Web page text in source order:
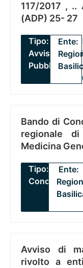
117/2017 , ..
(ADP) 25- 27
Tipo:
Avviso
Pubblico
Ente:
Bando di
regionale
Medicina
Tipo:
Concorsi
Ente:
Avviso di
rivolto a